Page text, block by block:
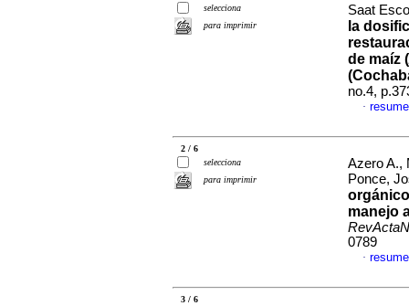
selecciona
para imprimir
Saat
la
de maíz (
no.4,
·
2 / 6
selecciona
para imprimir
Azero A.,
Ponce,
manejo
0789
·
3 / 6